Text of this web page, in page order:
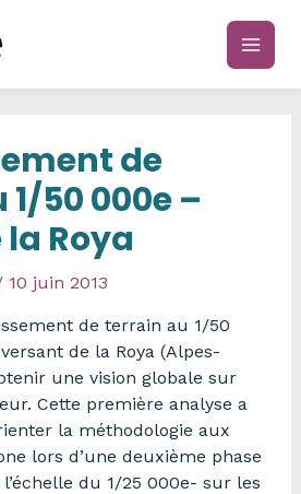
main
de
50 000e –
Roya
10 juin 2013
de terrain au 1/50
de la Roya (Alpes-
une vision globale sur
Cette première analyse a
la méthodologie aux
lors d’une deuxième phase
du 1/25 000e- sur les